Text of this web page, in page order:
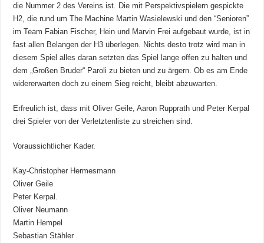
die Nummer 2 des Vereins ist. Die mit Perspektivspielern gespickte
H2, die rund um The Machine Martin Wasielewski und den “Senioren”
im Team Fabian Fischer, Hein und Marvin Frei aufgebaut wurde, ist in
fast allen Belangen der H3 überlegen. Nichts desto trotz wird man in
diesem Spiel alles daran setzten das Spiel lange offen zu halten und
dem „Großen Bruder“ Paroli zu bieten und zu ärgern. Ob es am Ende
widererwarten doch zu einem Sieg reicht, bleibt abzuwarten.
Erfreulich ist, dass mit Oliver Geile, Aaron Rupprath und Peter Kerpal
drei Spieler von der Verletztenliste zu streichen sind.
Voraussichtlicher Kader.
Kay-Christopher Hermesmann
Oliver Geile
Peter Kerpal.
Oliver Neumann
Martin Hempel
Sebastian Stähler